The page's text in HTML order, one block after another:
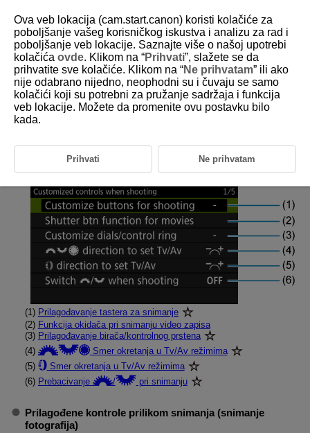
D388-232
Kartica u meniju: Prilagođavanje
kontrola
zapisa)
(1) Prilagođavanje tastera za snimanje
(2) Funkcija okidača pri snimanju video zapisa
(3) Prilagođavanje birača/kontrolnog prstena
(4)
Smer okretanja u Tv/Av režimima
(5)
Smer okretanja u Tv/Av režimima
(6) Prebacivanje / pri snimanju
Prilagođene kontrole prilikom snimanja(snimanje
fotografija)
Ova veb lokacija (cam.start.canon) koristi kolačiće za
poboljšanje vašeg korisničkog iskustva i analizu za rad i
poboljšanje veb lokacije. Saznajte više o našoj upotrebi
kolačića ovde. Klikom na “Prihvati”, slažete se da
prihvatite sve kolačiće. Klikom na “Ne prihvatam” ili ako
nije odabrano nijedno, neophodni su i čuvaju se samo
kolačići koji su potrebni za pružanje sadržaja i funkcija
veb lokacije. Možete da promenite ovu postavku bilo
kada.
Prihvati Ne prihvatam